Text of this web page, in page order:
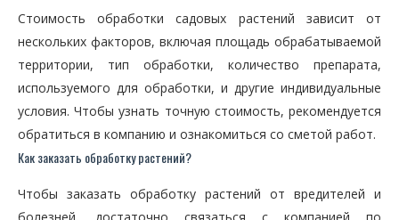
Стоимость обработки садовых растений зависит от
нескольких факторов, включая площадь обрабатываемой
территории, тип обработки, количество препарата,
используемого для обработки, и другие индивидуальные
условия. Чтобы узнать точную стоимость, рекомендуется
обратиться в компанию и ознакомиться со сметой работ.
Как заказать обработку растений?
Чтобы заказать обработку растений от вредителей и